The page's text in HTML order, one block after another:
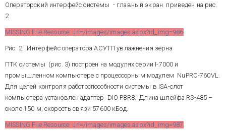
Рис.4. Интерфейс оператора-
технолога АСУ потоками зерна
Система реализует заданный
режим путем прямого
расходов зерна из емкостей и
дискретного регулирования
уровней в группах емкостей по
сигналам датчиков уровня, на
которых оператор
устанавливает маркер. В
случае аварий транспортного
оборудования предусмотрена
На выходе процесса, для
подготовленного зерна в
размольный цех, установлена
Операторский интерфейс системы - главный экран приведен на рис.
2
MISSING File Resource: url=/images/images.aspx?id_img=986
Рис. 2. Интерфейс оператора АСУТП увлажнения зерна
ПТК системы (рис. 3) построен на модулях серии I-7000 и
промышленном компьютере с процессорным модулем NuPRO-760VL.
Для целей контроля работоспособности системы в ISA-слот
компьютера установлен адаптер DIO P8R8. Длина шлейфа RS-485 –
около 150 м, скорость связи 57600 кБод.
MISSING File Resource: url=/images/images.aspx?id_img=987